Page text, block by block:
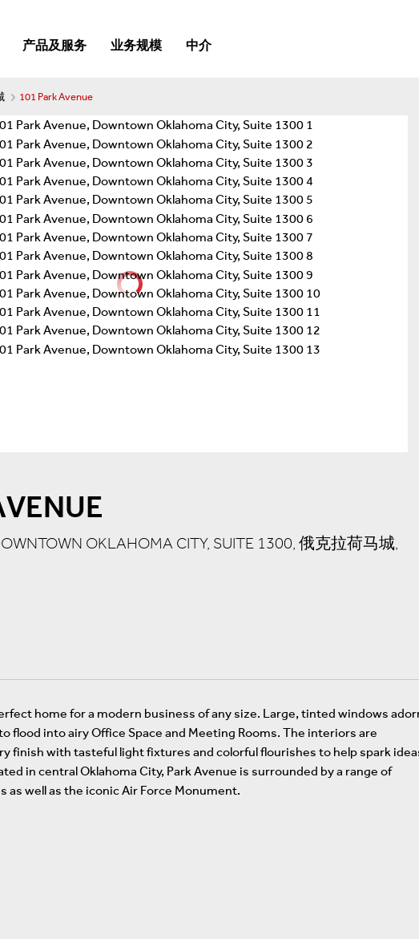
产品及服务 业务规模 中介
101 Park Avenue
OKLAHOMA CITY, SUITE 1300, 俄克拉荷马城,
home for a modern business of any size. Large, tinted windows
flood into airy Office Space and Meeting Rooms. The interiors are
finish with tasteful light fixtures and colorful flourishes to help spark
in central Oklahoma City, Park Avenue is surrounded by a range of
well as the iconic Air Force Monument.